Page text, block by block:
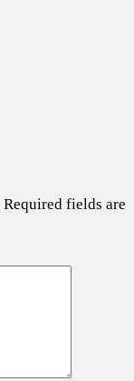
Required fields are